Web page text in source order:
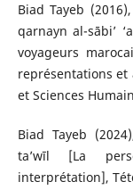
Biad Tayeb
qarnayn al-sābi’
voyageurs
représentations et
et Sciences
Biad Tayeb
ta’wīl [La
interprétation],